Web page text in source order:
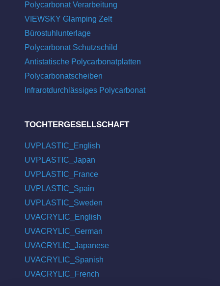
Polycarbonat Verarbeitung
VIEWSKY Glamping Zelt
Bürostuhlunterlage
Polycarbonat Schutzschild
Antistatische Polycarbonatplatten
Polycarbonatscheiben
Infrarotdurchlässiges Polycarbonat
TOCHTERGESELLSCHAFT
UVPLASTIC_English
UVPLASTIC_Japan
UVPLASTIC_France
UVPLASTIC_Spain
UVPLASTIC_Sweden
UVACRYLIC_English
UVACRYLIC_German
UVACRYLIC_Japanese
UVACRYLIC_Spanish
UVACRYLIC_French